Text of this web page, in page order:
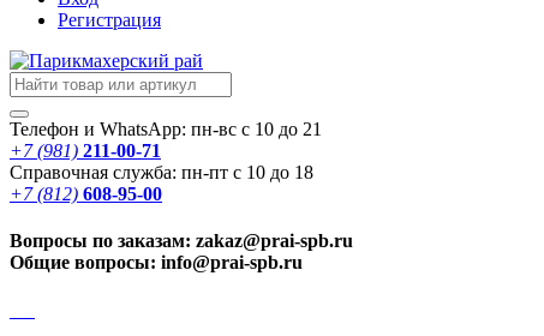
Регистрация
Телефон и WhatsApp: пн-вс с 10 до 21
+7 (981) 211-00-71
Справочная служба: пн-пт с 10 до 18
+7 (812) 608-95-00
Вопросы по заказам: zakaz@prai-spb.ru
Общие вопросы: info@prai-spb.ru